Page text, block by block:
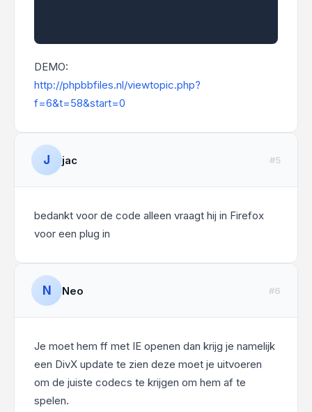
DEMO:
http://phpbbfiles.nl/viewtopic.php?
f=6&t=58&start=0
J jac #5
bedankt voor de code alleen vraagt hij in Firefox
voor een plug in
N Neo #6
Je moet hem ff met IE openen dan krijg je namelijk
een DivX update te zien deze moet je uitvoeren
om de juiste codecs te krijgen om hem af te
spelen.